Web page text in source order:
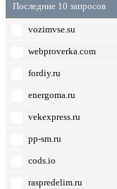
Последние 10 запросов
vozimvse.su
webproverka.com
fordiy.ru
energoma.ru
vekexpress.ru
pp-sm.ru
cods.io
raspredelim.ru